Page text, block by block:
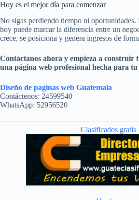
Hoy es el mejor día para comenzar
No sigas perdiendo tiempo ni
hoy puede marcar la diferencia entre un
crece, se posiciona y genera ingresos de
Contáctanos ahora y empieza a construir
una página web profesional hecha para tu
Diseño de paginas web Guatemala
Contáctenos: 24599540
WhatsApp: 52956520
Clasificados gratis